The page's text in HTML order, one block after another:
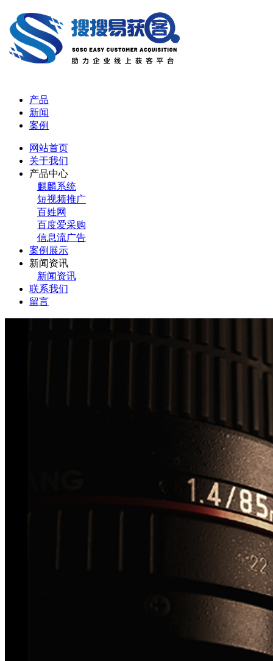
产品
新闻
案例
网站首页
关于我们
产品中心
麒麟系统
短视频推广
百姓网
百度爱采购
信息流广告
案例展示
新闻资讯
新闻资讯
联系我们
留言